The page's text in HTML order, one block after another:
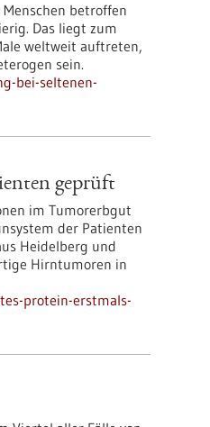
betroffen
Das liegt zum
weltweit auftreten,
sein.
bei-seltenen-
geprüft
im Tumorerbgut
der Patienten
Heidelberg und
Hirntumoren in
protein-erstmals-